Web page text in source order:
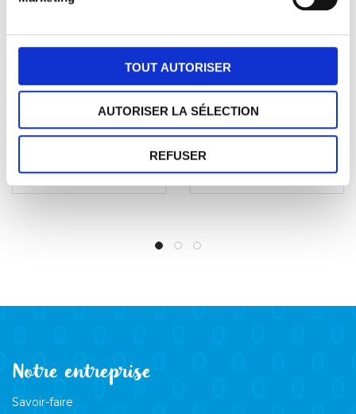
TOUT AUTORISER
AUTORISER LA SÉLECTION
REFUSER
Les Madeleinettes Tout
Chocolat
Les Madeleinettes au
Caramel au Beurre
Salé
Notre entreprise
Savoir-faire